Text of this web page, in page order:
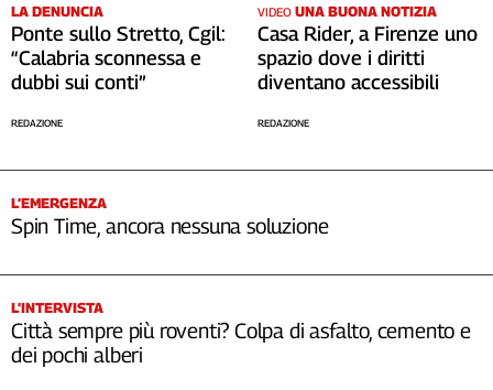
LA DENUNCIA
Ponte sullo Stretto, Cgil:
“Calabria sconnessa e
dubbi sui conti”
REDAZIONE
VIDEO UNA BUONA NOTIZIA
Casa Rider, a Firenze uno
spazio dove i diritti
diventano accessibili
REDAZIONE
L’EMERGENZA
Spin Time, ancora nessuna soluzione
L’INTERVISTA
Città sempre più roventi? Colpa di asfalto, cemento e
dei pochi alberi